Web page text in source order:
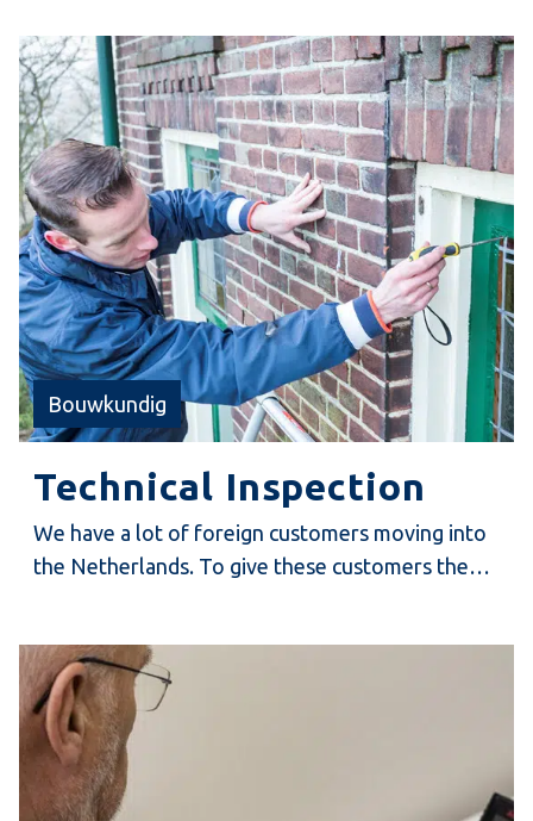
inzicht in bouwkundige gebreken en mogelijk
achterstallig onderhoud aan een woning.
Bouwkundig
Technical Inspection
We have a lot of foreign customers moving into
the Netherlands. To give these customers the